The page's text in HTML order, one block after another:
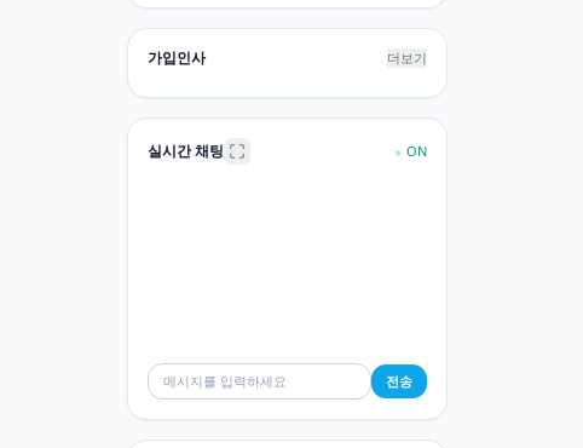
가입인사 더보기
실시간 채팅 ● ON
전송